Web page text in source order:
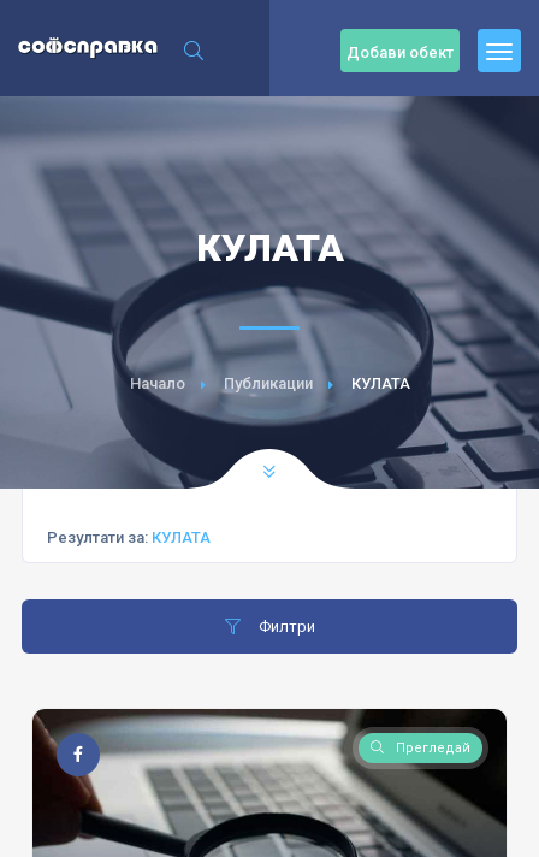
Добави обект
КУЛАТА
Начало Публикации КУЛАТА
Резултати за: КУЛАТА
Филтри
Прегледай